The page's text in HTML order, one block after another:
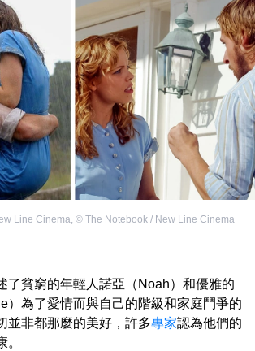
Line Cinema, © The Notebook / New Line Cinema
了貧窮的年輕人諾亞（Noah）和優雅的
）為了愛情而與自己的階級和家庭鬥爭的
並非都那麼的美好，許多專家認為他們的